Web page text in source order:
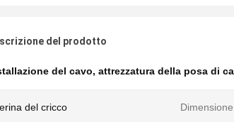
del prodotto
del cavo, attrezzatura della posa di
del cricco